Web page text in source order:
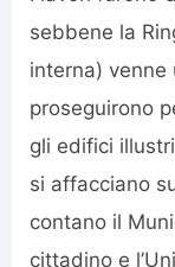
sebbene la
interna) venne
proseguirono
gli edifici
si affacciano
contano il
cittadino e